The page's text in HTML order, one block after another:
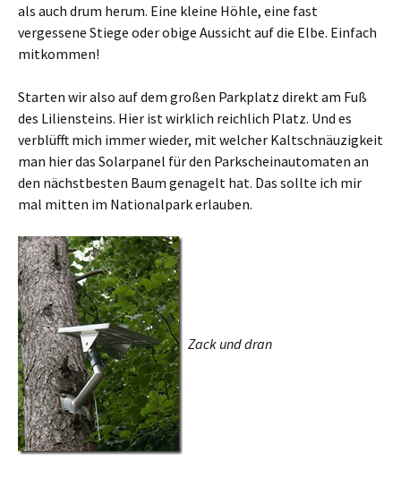
als auch drum herum. Eine kleine Höhle, eine fast
vergessene Stiege oder obige Aussicht auf die Elbe. Einfach
mitkommen!
Starten wir also auf dem großen Parkplatz direkt am Fuß
des Liliensteins. Hier ist wirklich reichlich Platz. Und es
verblüfft mich immer wieder, mit welcher Kaltschnäuzigkeit
man hier das Solarpanel für den Parkscheinautomaten an
den nächstbesten Baum genagelt hat. Das sollte ich mir
mal mitten im Nationalpark erlauben.
Zack und dran